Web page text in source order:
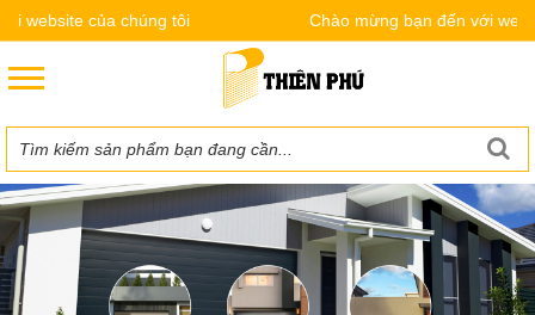
của chúng tôi Chào mừng bạn đến với